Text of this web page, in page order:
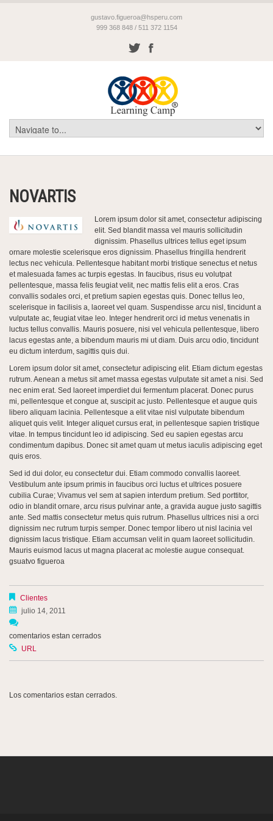
gustavo.figueroa@hsperu.com
999 368 848 / 511 372 1154
NOVARTIS
Lorem ipsum dolor sit amet, consectetur adipiscing
elit. Sed blandit massa vel mauris sollicitudin
dignissim. Phasellus ultrices tellus eget ipsum
ornare molestie scelerisque eros dignissim. Phasellus fringilla hendrerit
lectus nec vehicula. Pellentesque habitant morbi tristique senectus et netus
et malesuada fames ac turpis egestas. In faucibus, risus eu volutpat
pellentesque, massa felis feugiat velit, nec mattis felis elit a eros. Cras
convallis sodales orci, et pretium sapien egestas quis. Donec tellus leo,
scelerisque in facilisis a, laoreet vel quam. Suspendisse arcu nisl, tincidunt a
vulputate ac, feugiat vitae leo. Integer hendrerit orci id metus venenatis in
luctus tellus convallis. Mauris posuere, nisi vel vehicula pellentesque, libero
lacus egestas ante, a bibendum mauris mi ut diam. Duis arcu odio, tincidunt
eu dictum interdum, sagittis quis dui.
Lorem ipsum dolor sit amet, consectetur adipiscing elit. Etiam dictum egestas
rutrum. Aenean a metus sit amet massa egestas vulputate sit amet a nisi. Sed
nec enim erat. Sed laoreet imperdiet dui fermentum placerat. Donec purus
mi, pellentesque et congue at, suscipit ac justo. Pellentesque et augue quis
libero aliquam lacinia. Pellentesque a elit vitae nisl vulputate bibendum
aliquet quis velit. Integer aliquet cursus erat, in pellentesque sapien tristique
vitae. In tempus tincidunt leo id adipiscing. Sed eu sapien egestas arcu
condimentum dapibus. Donec sit amet quam ut metus iaculis adipiscing eget
quis eros.
Sed id dui dolor, eu consectetur dui. Etiam commodo convallis laoreet.
Vestibulum ante ipsum primis in faucibus orci luctus et ultrices posuere
cubilia Curae; Vivamus vel sem at sapien interdum pretium. Sed porttitor,
odio in blandit ornare, arcu risus pulvinar ante, a gravida augue justo sagittis
ante. Sed mattis consectetur metus quis rutrum. Phasellus ultrices nisi a orci
dignissim nec rutrum turpis semper. Donec tempor libero ut nisl lacinia vel
dignissim lacus tristique. Etiam accumsan velit in quam laoreet sollicitudin.
Mauris euismod lacus ut magna placerat ac molestie augue consequat.
gsuatvo figueroa
Clientes
julio 14, 2011
comentarios estan cerrados
URL
Los comentarios estan cerrados.